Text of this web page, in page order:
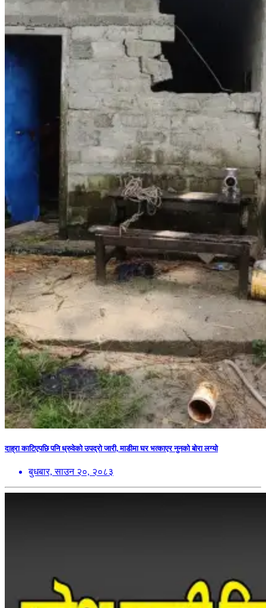
दाह्रा काटिएपछि पनि ध्रुवेको उपद्रो जारी, माडीमा घर भत्काएर नुनको बोरा लग्यो
बुधबार, साउन २०, २०८३